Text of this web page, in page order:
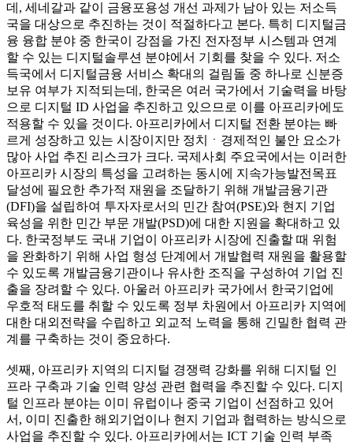
데, 세네갈과 같이 금융포용성 개선 과제가 남아 있는 저소득
국을 대상으로 추진하는 것이 적절하다고 본다. 특히 디지털금
융 융합 분야 중 한국이 강점을 가진 전자정부 시스템과 연계
할 수 있는 디지털솔루션 분야에서 기회를 찾을 수 있다. 저소
득국에서 디지털금융 서비스 확대의 걸림돌 중 하나로 신분증
보유 여부가 지적되는데, 한국은 여러 국가에서 기술력을 바탕
으로 디지털 ID 사업을 추진하고 있으므로 이를 아프리카에도
적용할 수 있을 것이다. 아프리카에서 디지털 전환 분야는 빠
르게 성장하고 있는 시장이지만 정치ㆍ경제적인 불안 요소가
많아 사업 추진 리스크가 크다. 국제사회 주요국에서는 이러한
아프리카 시장의 특성을 고려하는 동시에 지속가능발전목표
달성에 필요한 추가적 재원을 조달하기 위해 개발금융기관
(DFI)을 설립하여 투자자로서의 민간 참여(PSE)와 현지 기업
육성을 위한 민간 부문 개발(PSD)에 대한 지원을 확대하고 있
다. 한국정부도 국내 기업이 아프리카 시장에 진출할 때 위험
을 완화하기 위해 사업 형성 단계에서 개발협력 재원을 활용할
수 있도록 개발금융기관이나 유사한 조직을 구성하여 기업 진
출을 장려할 수 있다. 아울러 아프리카 국가에서 한국기업에
우호적 태도를 취할 수 있도록 정부 차원에서 아프리카 지역에
대한 대외전략을 수립하고 외교적 노력을 통해 긴밀한 협력 관
계를 구축하는 것이 중요하다.
셋째, 아프리카 지역의 디지털 경쟁력 강화를 위해 디지털 인
프라 구축과 기술 인력 양성 관련 협력을 추진할 수 있다. 디지
털 인프라 분야는 이미 유럽이나 중국 기업이 선점하고 있어
서, 이미 진출한 해외기업이나 현지 기업과 협력하는 방식으로
사업을 추진할 수 있다. 아프리카에서는 ICT 기술 인력 부족